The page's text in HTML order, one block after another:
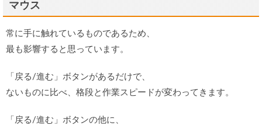
マウス
常に手に触れているものであるため、
最も影響すると思っています。
「戻る/進む」ボタンがあるだけで、
ないものに比べ、格段と作業スピードが変わってきます。
「戻る/進む」ボタンの他に、